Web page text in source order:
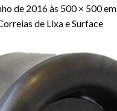
de 2016às 500 × 500em
de Lixa e Surface